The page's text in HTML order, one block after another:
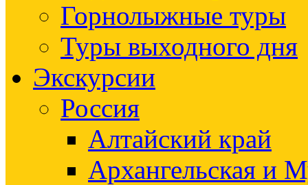
Горнолыжные туры
Туры выходного дня
Экскурсии
Россия
Алтайский край
Архангельская и